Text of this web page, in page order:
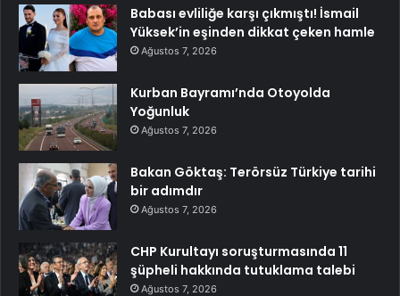
Babası evliliğe karşı çıkmıştı! İsmail
Yüksek’in eşinden dikkat çeken hamle
Ağustos 7, 2026
Kurban Bayramı’nda Otoyolda
Yoğunluk
Ağustos 7, 2026
Bakan Göktaş: Terörsüz Türkiye tarihi
bir adımdır
Ağustos 7, 2026
CHP Kurultayı soruşturmasında 11
şüpheli hakkında tutuklama talebi
Ağustos 7, 2026